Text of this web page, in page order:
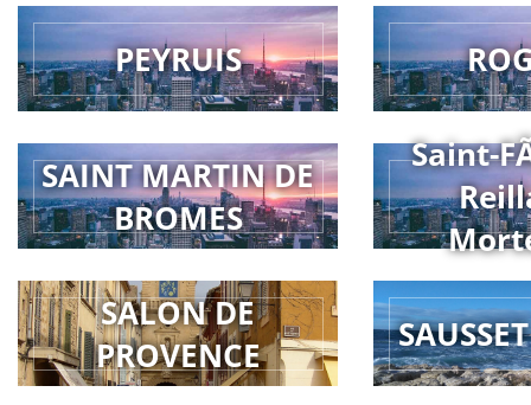
PEYRUIS
SAINT MARTIN DE
BROMES
Saint-
SALON DE
PROVENCE